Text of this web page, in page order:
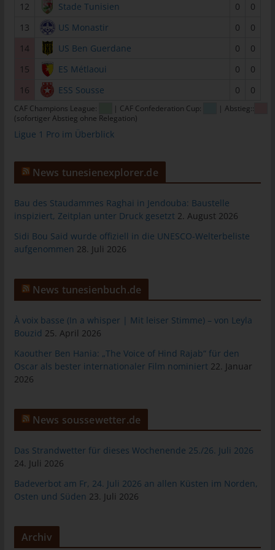
12
Stade Tunisien 0
0
13
US Monastir 0
0
14
US Ben Guerdane 0
0
15
ES Métlaoui 0
0
16
ESS Sousse 0 0
CAF Champions League: | CAF Confederation Cup:
| Abstieg::
(sofortiger Abstieg ohne Relegation)
Ligue 1 Pro im Überblick
News tunesienexplorer.de
Bau des Staudammes Raghai in Jendouba: Baustelle
inspiziert, Zeitplan unter Druck gesetzt 2. August 2026
Sidi Bou Said wurde offiziell in die UNESCO-Welterbeliste
aufgenommen 28. Juli 2026
News tunesienbuch.de
À voix basse (In a whisper | Mit leiser Stimme) – von Leyla
Bouzid 25. April 2026
Kaouther Ben Hania: „The Voice of Hind Rajab“ für den
Oscar als bester internationaler Film nominiert 22. Januar
2026
News soussewetter.de
Das Strandwetter für dieses Wochenende 25./26. Juli 2026
24. Juli 2026
Badeverbot am Fr, 24. Juli 2026 an allen Küsten im Norden,
Osten und Süden 23. Juli 2026
Archiv
informationstechnologischen Systeme und der Technik unserer
Internetseite zu gewährleisten sowie (4) um
Strafverfolgungsbehörden im Falle eines Cyberangriffes die zur
Strafverfolgung notwendigen Informationen bereitzustellen.
Diese anonym erhobenen Daten und Informationen werden
durch uns daher einerseits statistisch und ferner mit dem Ziel
ausgewertet, den Datenschutz und die Datensicherheit in
unserem Unternehmen zu erhöhen, um letztlich ein optimales
Schutzniveau für die von uns verarbeiteten personenbezogenen
Daten sicherzustellen. Die anonymen Daten der Server-Logfiles
Die betroffene Person hat die Möglichkeit, sich auf der
Internetseite des für die Verarbeitung Verantwortlichen unter
Angabe von personenbezogenen Daten zu registrieren. Welche
personenbezogenen Daten dabei an den für die Verarbeitung
jeweiligen Eingabemaske, die für die Registrierung verwendet
wird. Die von der betroffenen Person eingegebenen
interne Verwendung bei dem für die Verarbeitung
Verantwortlichen und für eigene Zwecke erhoben und
Weitergabe an einen oder mehrere Auftragsverarbeiter,
beispielsweise einen Paketdienstleister, veranlassen, der die
personenbezogenen Daten ebenfalls ausschließlich für eine
Verantwortlichen zuzurechnen ist, nutzt.
Durch eine Registrierung auf der Internetseite des für die
Verarbeitung Verantwortlichen wird ferner die vom Internet-
Service-Provider (ISP) der betroffenen Person vergebene IP-
gespeichert. Die Speicherung dieser Daten erfolgt vor dem
Hintergrund, dass nur so der Missbrauch unserer Dienste
ermöglichen, begangene Straftaten aufzuklären. Insofern ist die
Speicherung dieser Daten zur Absicherung des für die